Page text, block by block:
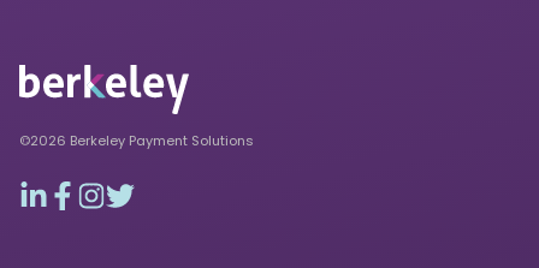
©2026 Berkeley Payment Solutions